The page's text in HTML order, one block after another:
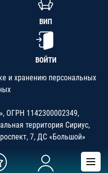
ВИП
ВОЙТИ
и хранению персональных
ОГРН 1142300002349,
территория Сириус,
7, ДС «Большой»